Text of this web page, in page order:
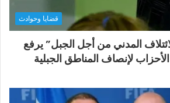
قضايا وحوادث
2026.. “الائتلاف المدني من أجل الجبل” يرفع
لإنصاف المناطق الجبلية